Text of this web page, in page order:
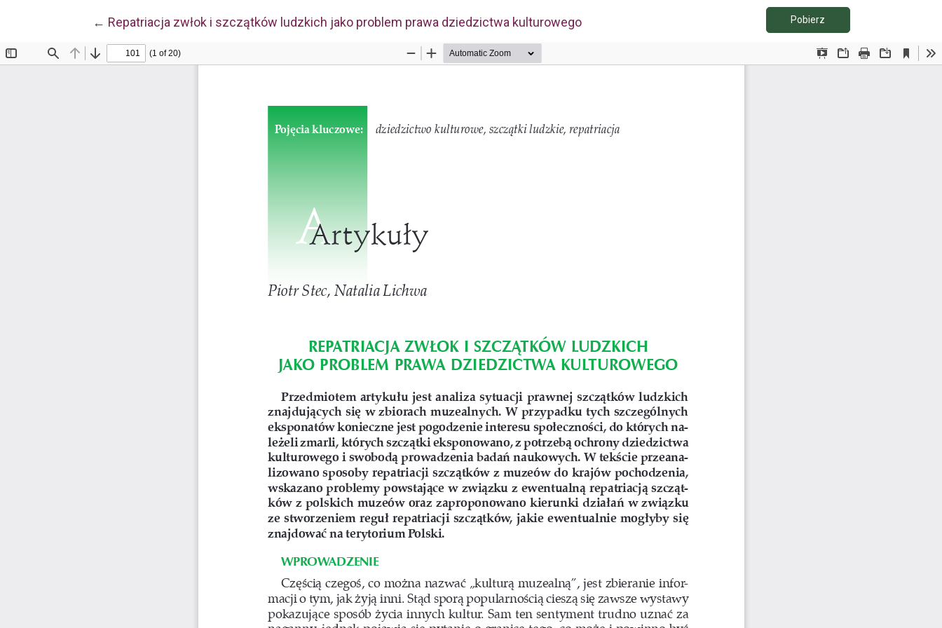
← Wróć do szczegółów artykułu
Repatriacja zwłok i szczątków ludzkich jako problem prawa dziedzictwa kulturowego Pobierz